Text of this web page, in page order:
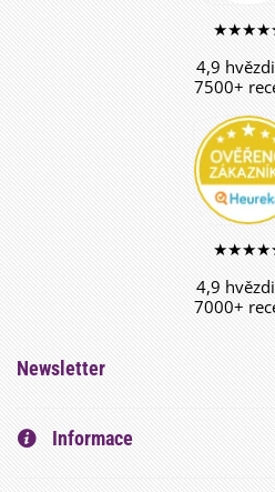
4,9
7500+
4,9
7000+
Newsletter
Informace